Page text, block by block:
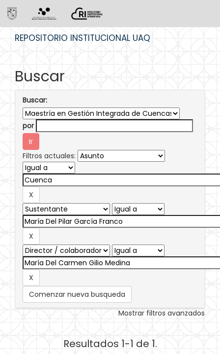
REPOSITORIO INSTITUCIONAL UAQ
Buscar
Buscar:
por
Filtros actuales:
Comenzar nueva busqueda
Mostrar filtros avanzados
Resultados 1-1 de 1.